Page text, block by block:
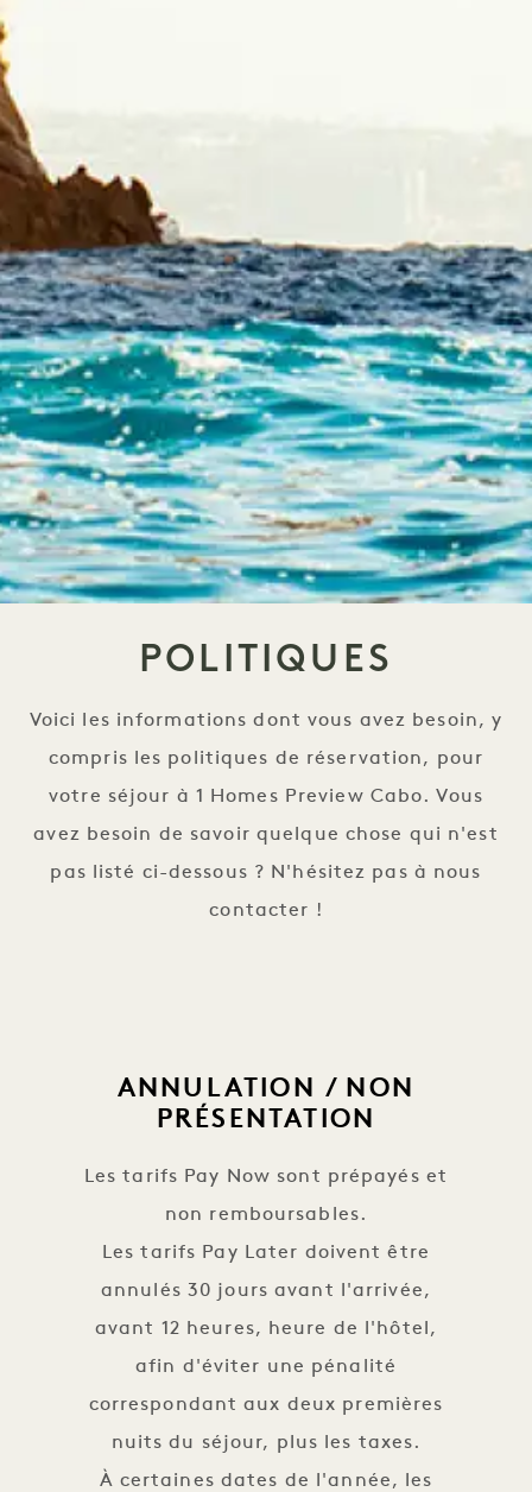
POLITIQUES
Voici les informations dont vous avez besoin, y
compris les politiques de réservation, pour
votre séjour à 1 Homes Preview Cabo. Vous
avez besoin de savoir quelque chose qui n'est
pas listé ci-dessous ? N'hésitez pas à nous
contacter !
ANNULATION / NON
PRÉSENTATION
Les tarifs Pay Now sont prépayés et
non remboursables.
Les tarifs Pay Later doivent être
annulés 30 jours avant l'arrivée,
avant 12 heures, heure de l'hôtel,
afin d'éviter une pénalité
correspondant aux deux premières
nuits du séjour, plus les taxes.
À certaines dates de l'année, les